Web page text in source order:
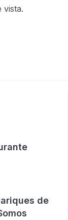
vista.
de